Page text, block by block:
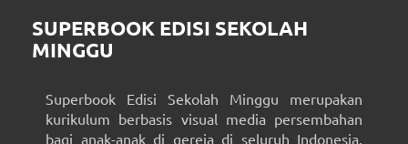
SUPERBOOK EDISI SEKOLAH
MINGGU
Superbook Edisi Sekolah Minggu merupakan
kurikulum berbasis visual media persembahan
bagi anak-anak di gereja di seluruh Indonesia.